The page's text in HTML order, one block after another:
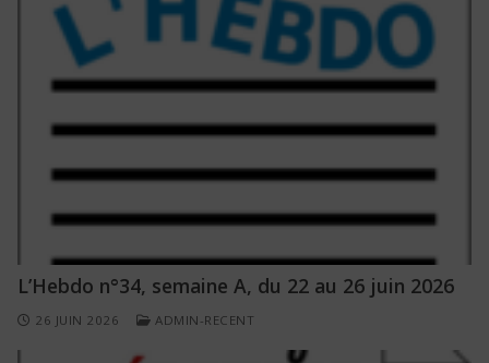
L’Hebdo n°34, semaine A, du 22 au 26 juin 2026
26 JUIN 2026 ADMIN-RECENT